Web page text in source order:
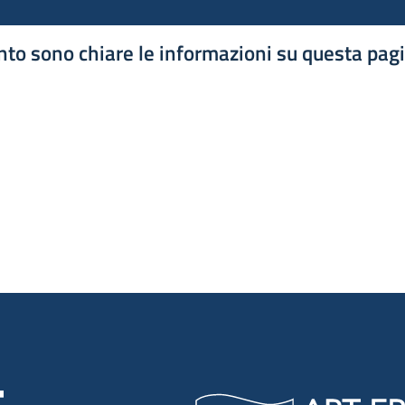
sono chiare le informazioni su questa